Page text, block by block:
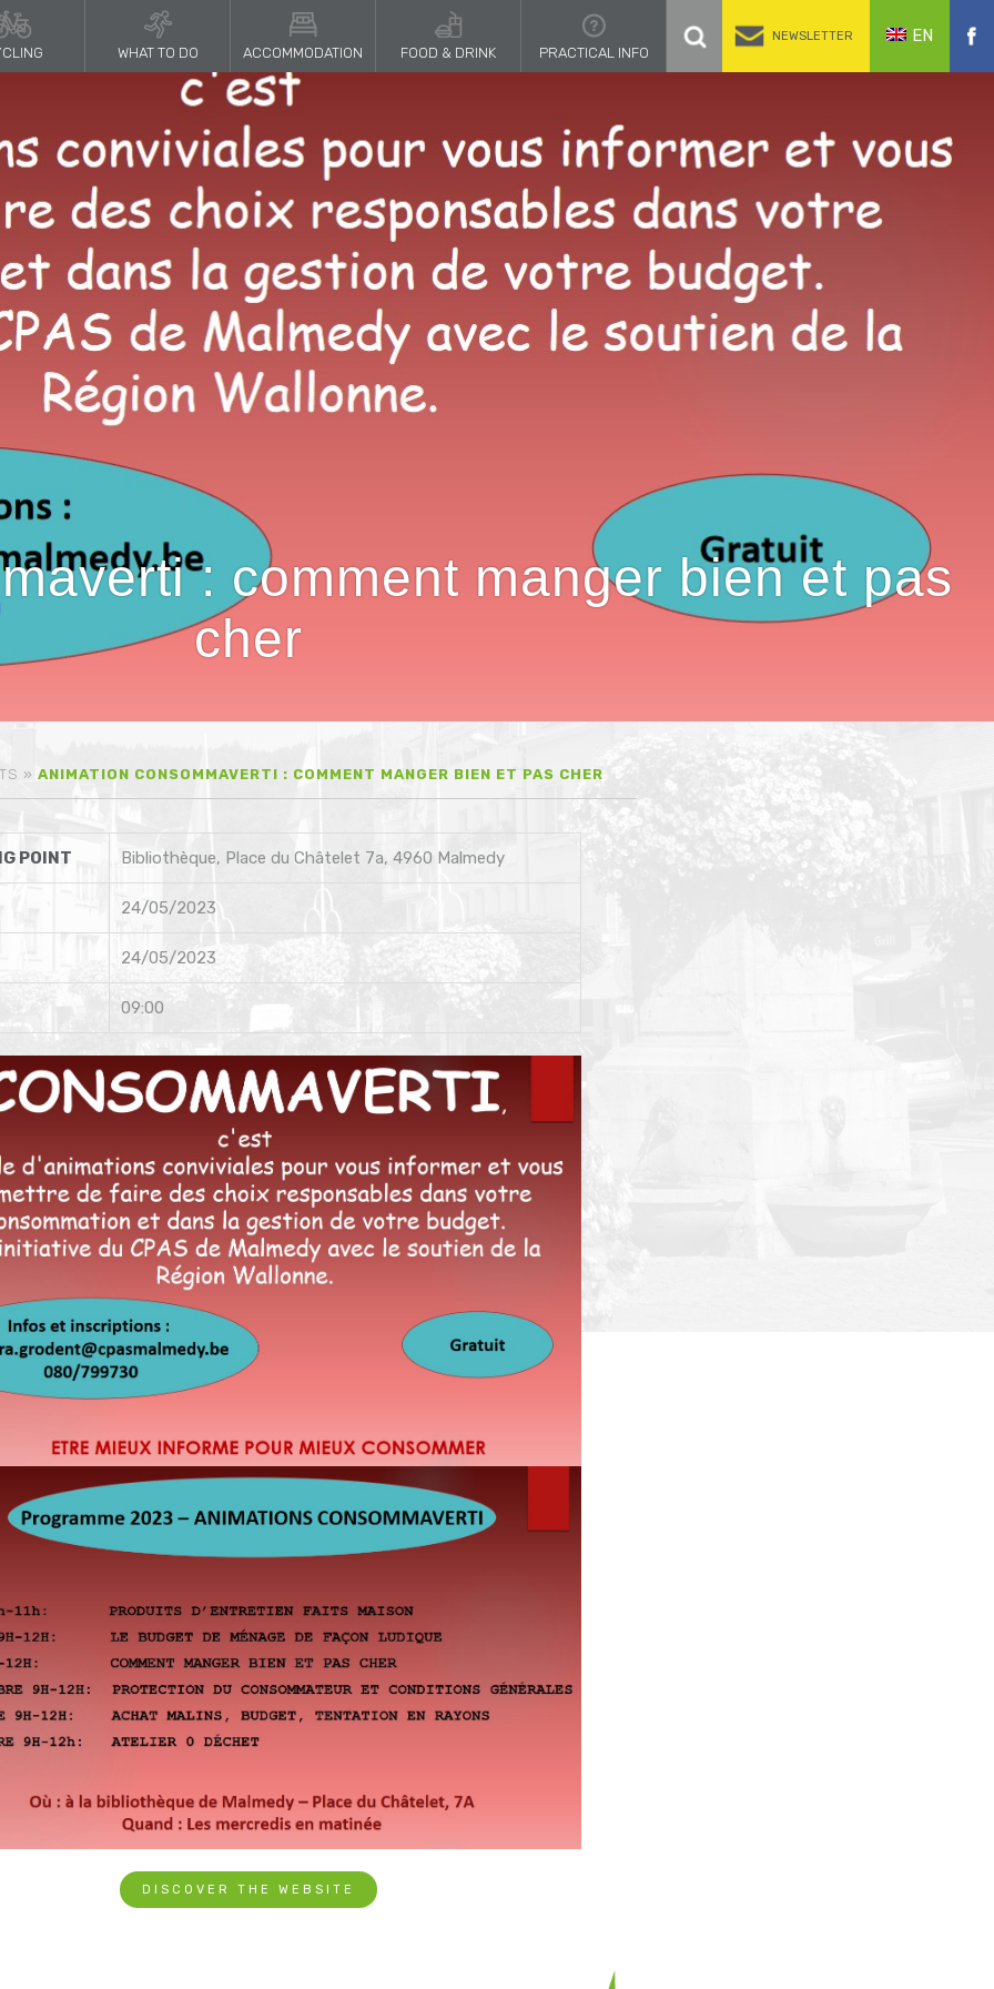
WHAT TO DO ACCOMMODATION FOOD & DRINK PRACTICAL INFO
NEWSLETTER EN
: comment manger bien et pas
cher
» ANIMATION CONSOMMAVERTI : COMMENT MANGER BIEN ET PAS CHER
POINT Bibliothèque, Place du Châtelet 7a, 4960 Malmedy
24/05/2023
24/05/2023
09:00
DISCOVER THE WEBSITE